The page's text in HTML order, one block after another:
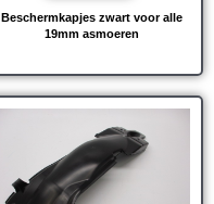
Beschermkapjes zwart voor alle
19mm asmoeren